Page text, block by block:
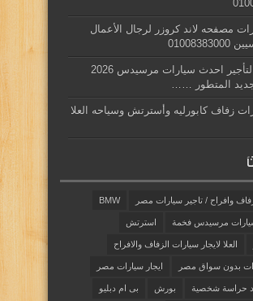
مصفحه لاند كروزر لرجال الأعمال
العلا ليمو لتأجير احدث سيارات مرسيدس 2026
المتطور ……
زفاف كابورليه وأسترتش وسياحه العلا
وافراح / تاجير سيارات مصر BMW
سيارات مرسيدس فخمة استرتش
العلا لايجار سيارات الزفاف والافراح
بدون سواق مصر ايجار سيارات مصر
حراسة شخصية بورش بى ام دبليو